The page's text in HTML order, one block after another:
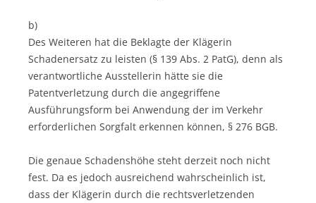
b)
Des Weiteren hat die Beklagte der Klägerin
Schadenersatz zu leisten (§ 139 Abs. 2 PatG), denn als
verantwortliche Ausstellerin hätte sie die
Patentverletzung durch die angegriffene
Ausführungsform bei Anwendung der im Verkehr
erforderlichen Sorgfalt erkennen können, § 276 BGB.
Die genaue Schadenshöhe steht derzeit noch nicht
fest. Da es jedoch ausreichend wahrscheinlich ist,
dass der Klägerin durch die rechtsverletzenden